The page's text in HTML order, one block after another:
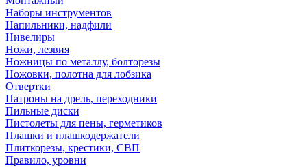
Наборы инструментов
Напильники, надфили
Нивелиры
Ножи, лезвия
Ножницы по металлу, болторезы
Ножовки, полотна для лобзика
Отвертки
Патроны на дрель, переходники
Пильные диски
Пистолеты для пены, герметиков
Плашки и плашкодержатели
Плиткорезы, крестики, СВП
Правило, уровни